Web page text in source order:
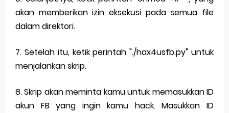
akan memberikan izin eksekusi pada semua file
dalam direktori.
7. Setelah itu, ketik perintah "./hax4usfb.py" untuk
menjalankan skrip.
8. Skrip akan meminta kamu untuk memasukkan ID
akun FB yang ingin kamu hack. Masukkan ID